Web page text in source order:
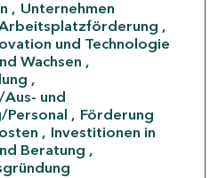
Unternehmen
und Technologie
Wachsen
und
Förderung
Investitionen in
Beratung